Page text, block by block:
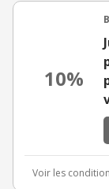
10%
Voir les